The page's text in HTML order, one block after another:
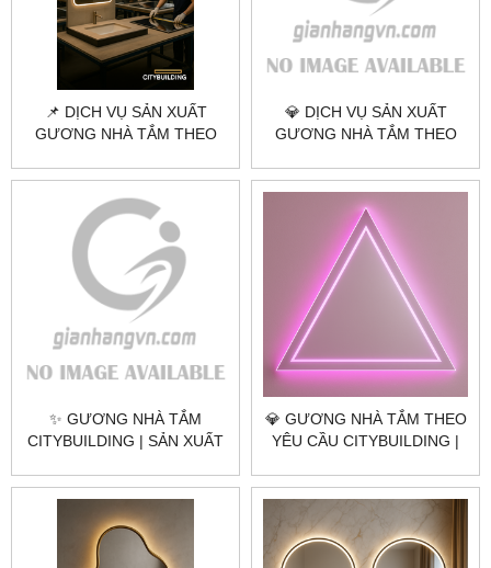
📌 DỊCH VỤ SẢN XUẤT
GƯƠNG NHÀ TẮM THEO
TPHCM
💎 DỊCH VỤ SẢN XUẤT
GƯƠNG NHÀ TẮM THEO
TPHCM | CITYBUILDING –
GIÁ TRỊ VĨNH CỬU
✨ GƯƠNG NHÀ TẮM
CITYBUILDING | SẢN XUẤT
CHỐNG ẨM, SANG TRỌNG,
💎 GƯƠNG NHÀ TẮM THEO
YÊU CẦU CITYBUILDING |
GIÁ GƯƠNG NHÀ TẮM TP.
THỦ ĐỨC TP.HCM